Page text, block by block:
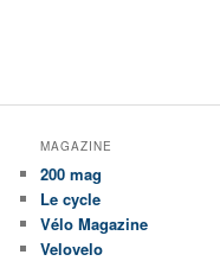
MAGAZINE
200 mag
Le cycle
Vélo Magazine
Velovelo